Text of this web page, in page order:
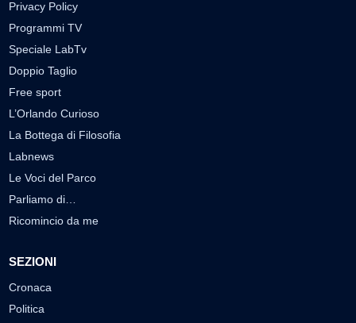
Privacy Policy
Programmi TV
Speciale LabTv
Doppio Taglio
Free sport
L’Orlando Curioso
La Bottega di Filosofia
Labnews
Le Voci del Parco
Parliamo di…
Ricomincio da me
SEZIONI
Cronaca
Politica